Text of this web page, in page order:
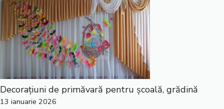
Decorațiuni de primăvară pentru școală, grădină
13 ianuarie 2026